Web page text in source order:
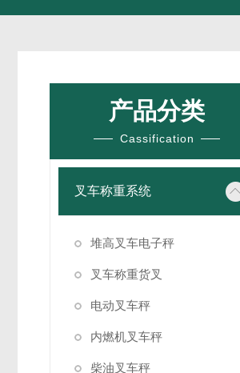
产品分类
Cassification
叉车称重系统
堆高叉车电子秤
叉车称重货叉
电动叉车秤
内燃机叉车秤
柴油叉车秤